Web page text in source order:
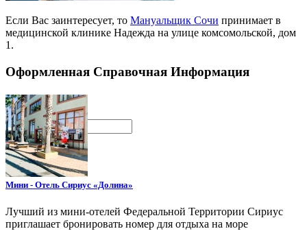
Поиск
Если Вас заинтересует, то Мануальщик Сочи принимает в
медицинской клинике Надежда на улице комсомольской, дом
1.
Оформленная Справочная Информация
Мини - Отель Сириус «Долина»
Лучший из мини-отелей Федеральной Территории Сириус
приглашает бронировать номер для отдыха на море